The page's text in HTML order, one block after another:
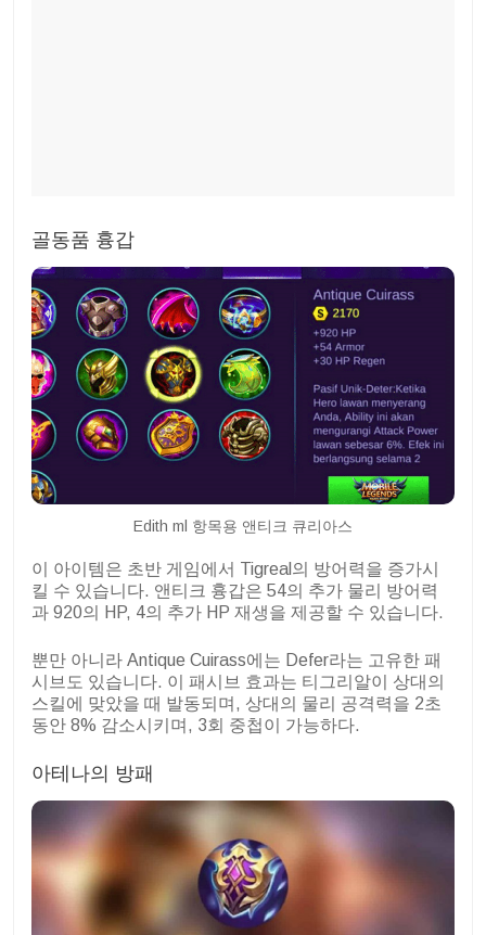
골동품 흉갑
Edith ml 항목용 앤티크 큐리아스
이 아이템은 초반 게임에서 Tigreal의 방어력을 증가시
킬 수 있습니다. 앤티크 흉갑은 54의 추가 물리 방어력
과 920의 HP, 4의 추가 HP 재생을 제공할 수 있습니다.
뿐만 아니라 Antique Cuirass에는 Defer라는 고유한 패
시브도 있습니다. 이 패시브 효과는 티그리알이 상대의
스킬에 맞았을 때 발동되며, 상대의 물리 공격력을 2초
동안 8% 감소시키며, 3회 중첩이 가능하다.
아테나의 방패